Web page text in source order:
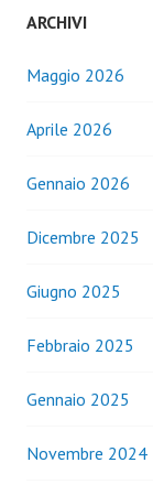
ARCHIVI
Maggio 2026
Aprile 2026
Gennaio 2026
Dicembre 2025
Giugno 2025
Febbraio 2025
Gennaio 2025
Novembre 2024